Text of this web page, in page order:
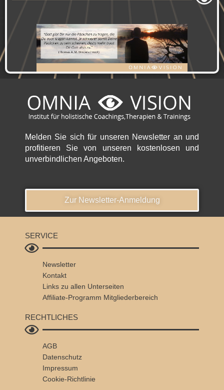
Melden Sie sich für unseren Newsletter an und
profitieren Sie von unseren kostenlosen und
unverbindlichen Angeboten.
Zur Newsletter-Anmeldung
SERVICE
Newsletter
Kontakt
Links zu allen Unterseiten
Affiliate-Programm Mitgliederbereich
RECHTLICHES
AGB
Datenschutz
Impressum
Cookie-Richtlinie